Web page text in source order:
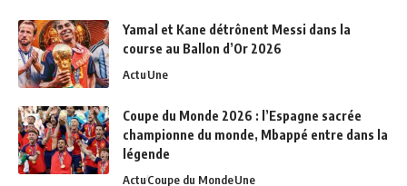
Yamal et Kane détrônent Messi dans la
course au Ballon d’Or 2026
ActuUne
Coupe du Monde 2026 : l’Espagne sacrée
championne du monde, Mbappé entre dans la
légende
ActuCoupe du MondeUne